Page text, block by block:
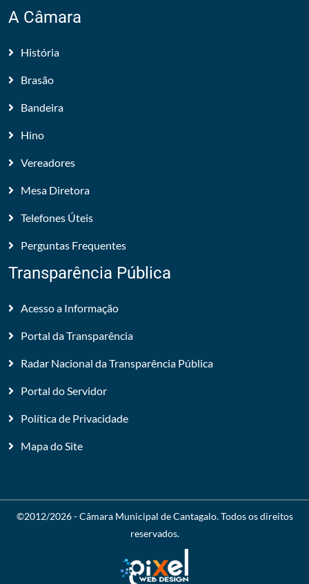
A Câmara
História
Brasão
Bandeira
Hino
Vereadores
Mesa Diretora
Telefones Úteis
Perguntas Frequentes
Transparência Pública
Acesso a Informação
Portal da Transparência
Radar Nacional da Transparência Pública
Portal do Servidor
Política de Privacidade
Mapa do Site
©2012/2026 -Câmara Municipal de Cantagalo. Todos os direitos
reservados.